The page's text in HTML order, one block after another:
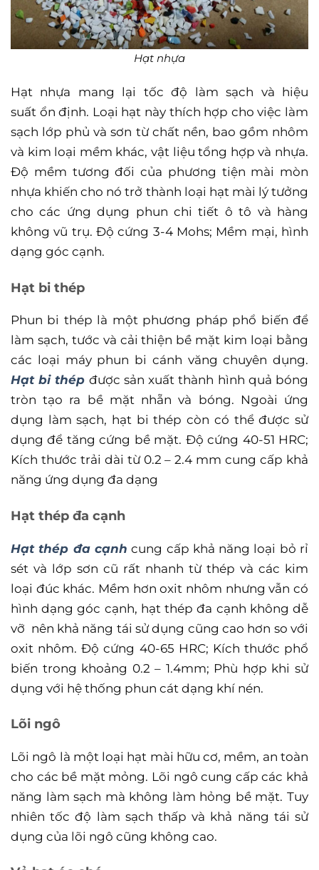
Hạt nhựa
Hạt nhựa mang lại tốc độ làm sạch và hiệu
suất ổn định. Loại hạt này thích hợp cho việc làm
sạch lớp phủ và sơn từ chất nền, bao gồm nhôm
và kim loại mềm khác, vật liệu tổng hợp và nhựa.
Độ mềm tương đối của phương tiện mài mòn
nhựa khiến cho nó trở thành loại hạt mài lý tưởng
chocác ứng dụng phun chi tiết ô tô và hàng
không vũ trụ. Độ cứng 3-4 Mohs; Mềm mại, hình
dạng góc cạnh.
Hạt bi thép
Phun bi thép là một phương pháp phổ biến để
làm sạch, tước và cải thiện bề mặt kim loại bằng
các loại máy phun bi cánh văng chuyên dụng.
Hạt bi thép được sản xuất thành hình quả bóng
tròn tạo ra bề mặt nhẵn và bóng. Ngoài ứng
dụng làm sạch, hạt bi thép còn có thể được sử
dụng để tăng cứng bề mặt. Độ cứng 40-51 HRC;
Kích thước trải dài từ 0.2 – 2.4 mm cung cấp khả
năng ứng dụng đa dạng
Hạt thép đa cạnh
Hạt thép đa cạnh cung cấp khả năng loại bỏ rỉ
sét và lớp sơn cũ rất nhanh từ thép và các kim
loại đúc khác. Mềm hơn oxit nhôm nhưng vẫn có
hình dạng góc cạnh, hạt thép đa cạnh không dễ
vỡ nên khả năng tái sử dụng cũng cao hơn so với
oxit nhôm. Độ cứng 40-65 HRC; Kích thước phổ
biến trong khoảng 0.2 – 1.4mm; Phù hợp khi sử
dụng với hệ thống phun cát dạng khí nén.
Lõi ngô
Lõi ngô là một loại hạt mài hữu cơ, mềm, an toàn
cho các bề mặt mỏng. Lõi ngô cung cấp các khả
năng làm sạch mà không làm hỏng bề mặt. Tuy
nhiên tốc độ làm sạch thấp và khả năng tái sử
dụng của lõi ngô cũng không cao.